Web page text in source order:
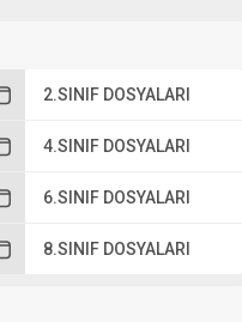
2.SINIF DOSYALARI
4.SINIF DOSYALARI
6.SINIF DOSYALARI
8.SINIF DOSYALARI